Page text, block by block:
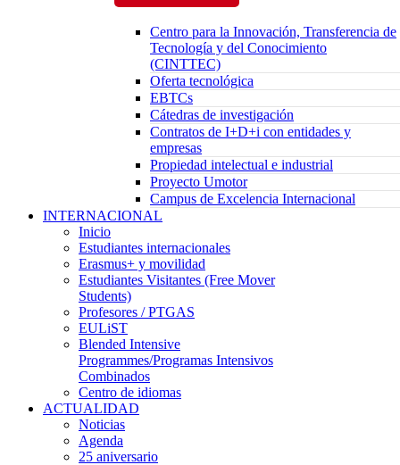
Centro para la Innovación, Transferencia de
Tecnología y del Conocimiento
(CINTTEC)
Oferta tecnológica
EBTCs
Cátedras de investigación
Contratos de I+D+i con entidades y
empresas
Propiedad intelectual e industrial
Proyecto Umotor
Campus de Excelencia Internacional
INTERNACIONAL
Inicio
Estudiantes internacionales
Erasmus+ y movilidad
Estudiantes Visitantes (Free Mover
Students)
Profesores / PTGAS
EULiST
Blended Intensive
Programmes/Programas Intensivos
Combinados
Centro de idiomas
ACTUALIDAD
Noticias
Agenda
25 aniversario